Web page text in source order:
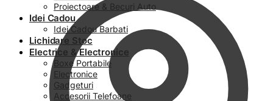
Proiectoare & Becuri Auto
Idei Cadou
Idei Cadou Barbati
Lichidare Stoc
Electrice & Electronice
Boxe Portabile
Electronice
Gadgeturi
Accesorii Telefoane